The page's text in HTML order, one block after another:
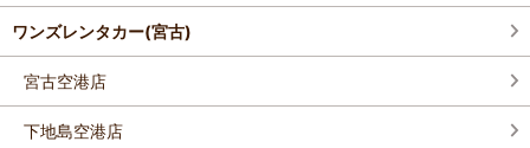
ワンズレンタカー(宮古)
宮古空港店
下地島空港店